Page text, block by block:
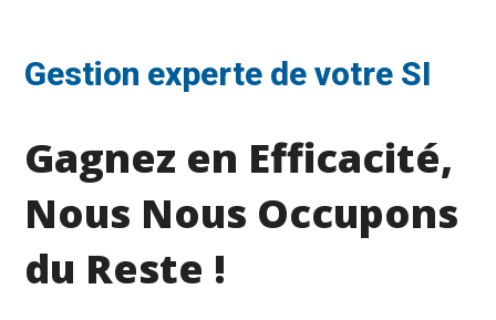
Gestion experte de votre SI
Gagnez en Efficacité,
Nous Nous Occupons
du Reste !